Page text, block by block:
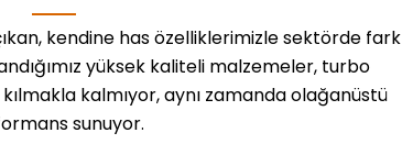
kendine has özelliklerimizle sektörde fark
yüksek kaliteli malzemeler, turbo
kılmakla kalmıyor, aynı zamanda olağanüstü
sunuyor.